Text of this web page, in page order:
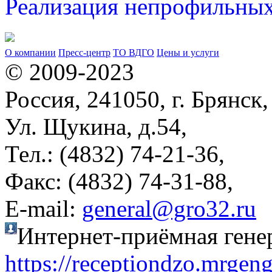
Реализация
О компании Пресс-центр ТО ВДГО Цены и услуги
© 2009-2023
Россия, 241050, г. Брянск,
Ул. Щукина, д.54,
Тел.: (4832) 74-21-36,
Факс: (4832) 74-31-88,
Е-mail: general@gro32.ru
Интернет-приёмная
https://